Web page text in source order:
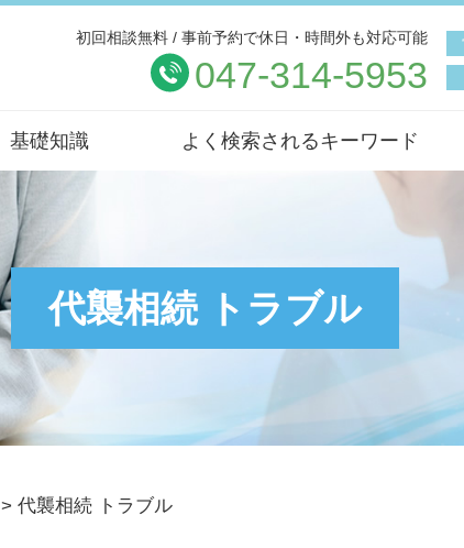
代襲相続 トラブル
初回相談無料 / 事前予約で休日・時間外も対応可能
047-314-5953
基礎知識 よく検索されるキーワード
> 代襲相続 トラブル